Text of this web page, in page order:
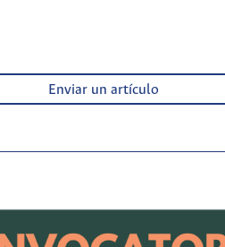
Enviar un artículo